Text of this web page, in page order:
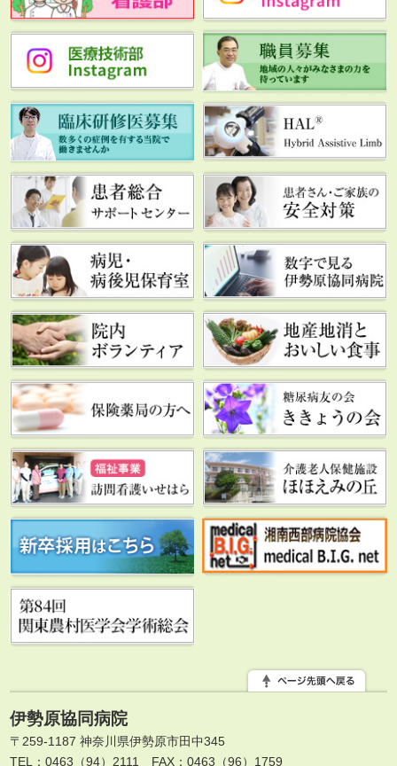
2026年07月22日
理学療法士（新卒：常勤）、言語聴覚士（新
卒：常勤）、作業療法士（新卒：常勤）の求
人を掲載しました
2026年07月14日
【医療従事者向け】ELNEC-Jコアカリキュラ
ム 看護師教育プログラム開催のご案内
2026年07月13日
言語聴覚士（新卒・既卒：常勤）の求人を掲
載しています
2026年07月01日
令和8年8月13日(木)脳神経外科 完全休診の
お知らせ
伊勢原協同病院
〒259-1187 神奈川県伊勢原市田中345
TEL：0463（94）2111
FAX：0463（96）1759